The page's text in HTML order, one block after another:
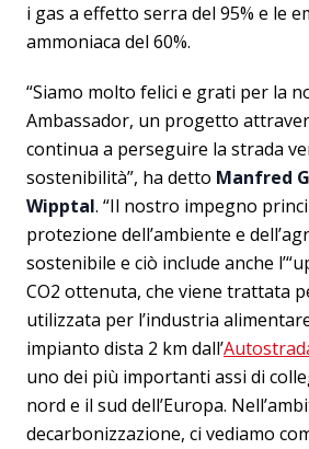
i gas a effetto serra del 95% e le
ammoniaca del 60%.
“Siamo molto felici e grati per la
Ambassador, un progetto
continua a perseguire la strada
sostenibilità”, ha detto Manfred
Wipptal. “Il nostro impegno
protezione dell’ambiente e
sostenibile e ciò include anche
CO2 ottenuta, che viene trattata
utilizzata per l’industria
impianto dista 2 km dall’
uno dei più importanti assi di
nord e il sud dell’Europa.
decarbonizzazione, ci vediamo